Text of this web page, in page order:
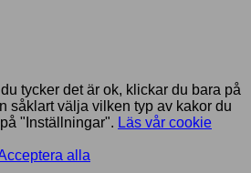
tycker det är ok, klickar du bara på
såklart välja vilken typ av kakor du
"Inställningar". Läs vår cookie
alla